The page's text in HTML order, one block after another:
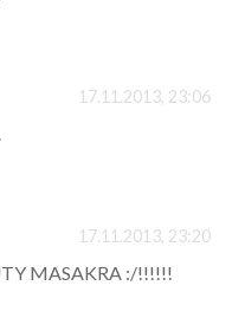
17.11.2013, 23:06
17.11.2013, 23:20
MASAKRA :/!!!!!!